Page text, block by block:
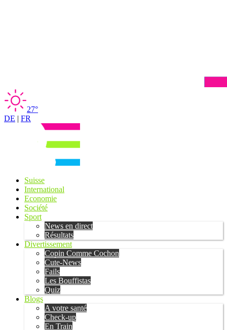
27°
DE | FR
Suisse
International
Economie
Société
Sport
News en direct
Résultats
Divertissement
Copin Comme Cochon
Cute-News
Fails
Les Bouffistas
Quiz
Blogs
A votre santé
Check-up
En Train